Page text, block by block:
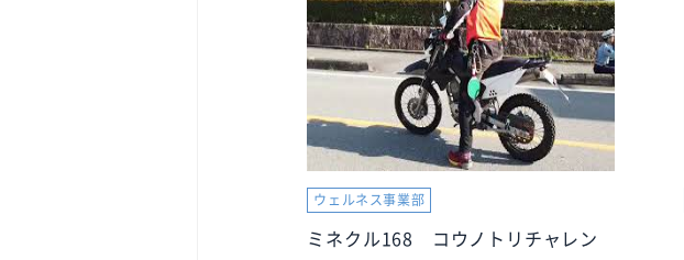
ウェルネス事業部
ミネクル168 コウノトリチャレン